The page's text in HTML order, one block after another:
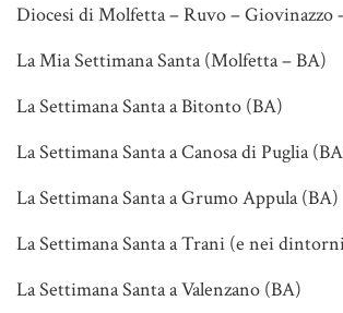
Diocesi di Molfetta – Ruvo – Giovinazzo
La Mia Settimana Santa (Molfetta – BA)
La Settimana Santa a Bitonto (BA)
La Settimana Santa a Canosa di Puglia
La Settimana Santa a Grumo Appula (BA)
La Settimana Santa a Trani (e nei
La Settimana Santa a Valenzano (BA)